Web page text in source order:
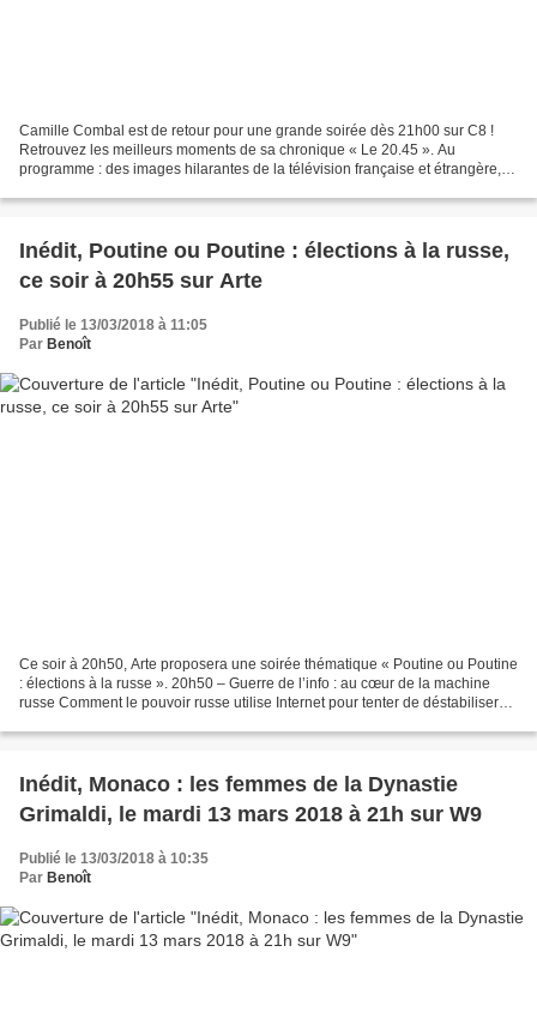
Camille Combal est de retour pour une grande soirée dès 21h00 sur C8 !
Retrouvez les meilleurs moments de sa chronique « Le 20.45 ». Au
programme : des images hilarantes de la télévision française et étrangère, la
Inédit, Poutine ou Poutine : élections à la russe,
ce soir à 20h55 sur Arte
Publié le 13/03/2018 à 11:05
Par Benoît
Ce soir à 20h50, Arte proposera une soirée thématique « Poutine ou Poutine
: élections à la russe ». 20h50 – Guerre de l’info : au cœur de la machine
russe Comment le pouvoir russe utilise Internet pour tenter de déstabiliser
Inédit, Monaco : les femmes de la Dynastie
Grimaldi, le mardi 13 mars 2018 à 21h sur W9
Publié le 13/03/2018 à 10:35
Par Benoît